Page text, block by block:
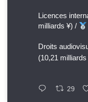
Licences
milliards ¥) /
Droits
(10,21
29